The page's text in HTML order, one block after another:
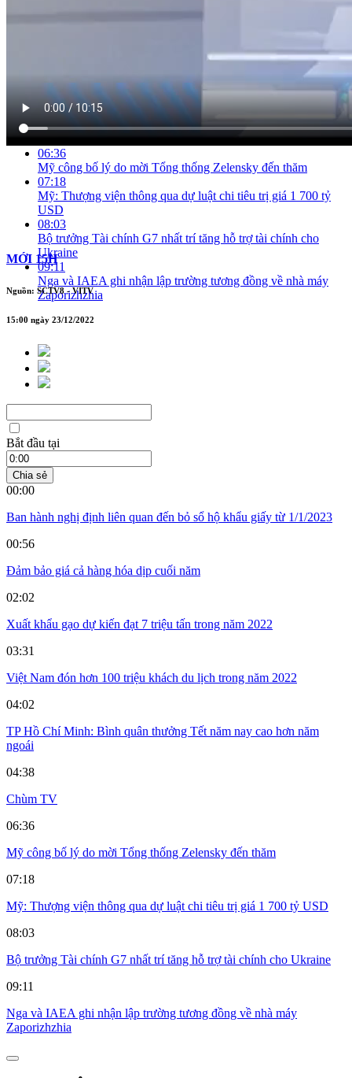
Đảm bảo giá cả hàng hóa dịp cuối năm
Việt Nam đón hơn 100 triệu khách du lịch trong năm 2022
04:02
TP Hồ Chí Minh: Bình quân thưởng Tết năm nay cao hơn
năm ngoái
04:38
Chùm TV
06:36
Mỹ công bố lý do mời Tổng thống Zelensky đến thăm
07:18
Mỹ: Thượng viện thông qua dự luật chi tiêu trị giá 1 700 tỷ
USD
08:03
Bộ trưởng Tài chính G7 nhất trí tăng hỗ trợ tài chính cho
Ukraine
09:11
Nga và IAEA ghi nhận lập trường tương đồng về nhà máy
Zaporizhzhia
MỚI 15H
Nguồn: SCTV8 - VITV
15:00 ngày 23/12/2022
Bắt đầu tại
Chia sẻ
00:00
Ban hành nghị định liên quan đến bỏ sổ hộ khẩu giấy từ 1/1/2023
00:56
Đảm bảo giá cả hàng hóa dịp cuối năm
02:02
Xuất khẩu gạo dự kiến đạt 7 triệu tấn trong năm 2022
03:31
Việt Nam đón hơn 100 triệu khách du lịch trong năm 2022
04:02
TP Hồ Chí Minh: Bình quân thưởng Tết năm nay cao hơn năm
ngoái
04:38
Chùm TV
06:36
Mỹ công bố lý do mời Tổng thống Zelensky đến thăm
07:18
Mỹ: Thượng viện thông qua dự luật chi tiêu trị giá 1 700 tỷ USD
08:03
Bộ trưởng Tài chính G7 nhất trí tăng hỗ trợ tài chính cho Ukraine
09:11
Nga và IAEA ghi nhận lập trường tương đồng về nhà máy
Zaporizhzhia